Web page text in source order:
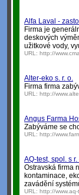
Alfa Laval -
Firma je
deskových
užitkové vody,
URL: http://
Alter-eko s. r. o.
Firma firma
URL: http://
Angus Farma
Zabýváme se
URL: http://
AQ-test, spol. s r.
Ostravská firma
kontaminace,
zavádění
URL: http://